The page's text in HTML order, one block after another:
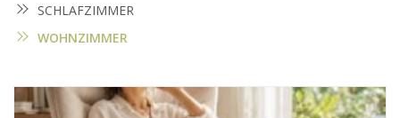
SCHLAFZIMMER
WOHNZIMMER